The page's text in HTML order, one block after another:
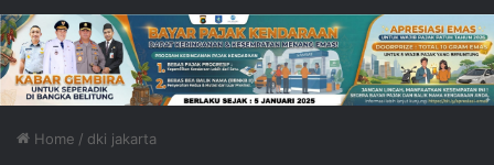
Home / dki jakarta